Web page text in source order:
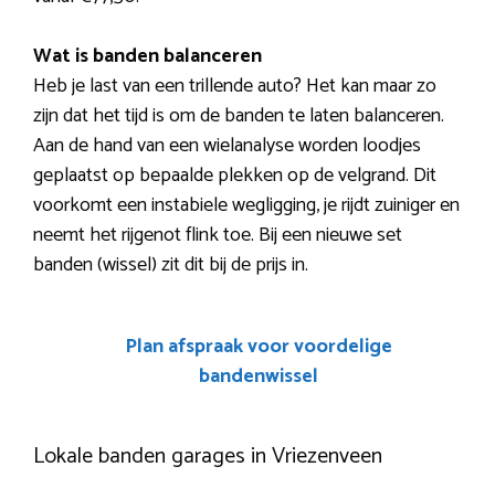
Wat is banden balanceren
Heb je last van een trillende auto? Het kan maar zo
zijn dat het tijd is om de banden te laten balanceren.
Aan de hand van een wielanalyse worden loodjes
geplaatst op bepaalde plekken op de velgrand. Dit
voorkomt een instabiele wegligging, je rijdt zuiniger en
neemt het rijgenot flink toe. Bij een nieuwe set
banden (wissel) zit dit bij de prijs in.
Plan afspraak voor voordelige
bandenwissel
Lokale banden garages in Vriezenveen